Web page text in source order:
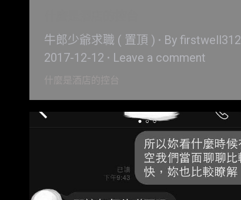
牛郎少爺求職 ( 置頂 ) By firstwell312
2017-12-12
Leave a comment
什麼是酒店的控台